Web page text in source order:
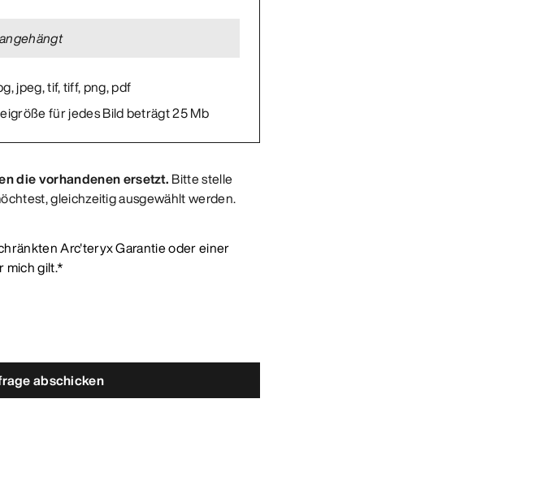
jpeg, tif, tiff, png, pdf
für jedes Bild beträgt25 Mb
die vorhandenen ersetzt. Bitte stelle
gleichzeitig ausgewählt werden.
Arc'teryx Garantieoder einer
mich gilt.*
abschicken